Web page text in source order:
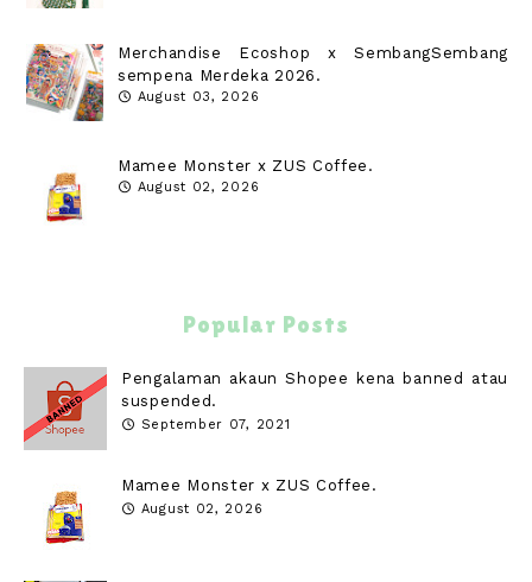
Merchandise Ecoshop x SembangSembang
sempena Merdeka 2026.
August 03, 2026
Mamee Monster x ZUS Coffee.
August 02, 2026
Popular Posts
Pengalaman akaun Shopee kena banned atau
suspended.
September 07, 2021
Mamee Monster x ZUS Coffee.
August 02, 2026